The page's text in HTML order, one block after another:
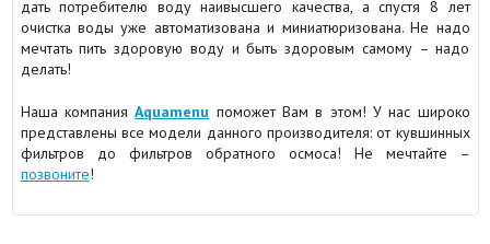
дать потребителю воду наивысшего качества, а спустя 8 лет
очистка воды уже автоматизована и миниатюризована. Не надо
мечтать пить здоровую воду и быть здоровым самому – надо
делать!
Наша компанияAquamenu поможет Вам в этом! У нас широко
представлены все модели данного производителя: от кувшинных
фильтров до фильтров обратного осмоса! Не мечтайте –
позвоните!